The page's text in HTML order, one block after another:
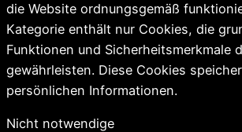
die Website ordnungsgemäß
Kategorie enthält nur Cookies, die
Funktionen und Sicherheitsmerkmale
gewährleisten. Diese Cookies
persönlichen Informationen.
Nicht notwendige